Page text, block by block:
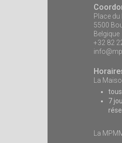
Place du
5500
Belgique
+32 82
La
7
La